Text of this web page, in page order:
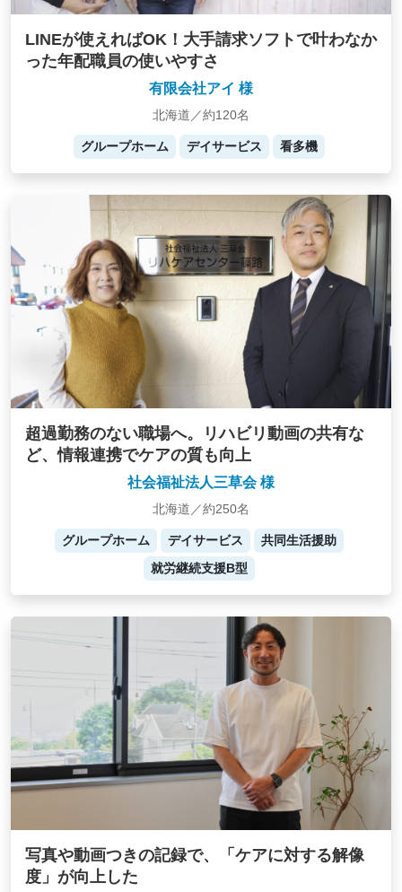
LINEが使えればOK！大手請求ソフトで叶わなか
った年配職員の使いやすさ
有限会社アイ 様
北海道／約120名
グループホーム デイサービス 看多機
超過勤務のない職場へ。リハビリ動画の共有な
ど、情報連携でケアの質も向上
社会福祉法人三草会 様
北海道／約250名
グループホーム デイサービス
共同生活援助
就労継続支援B型
写真や動画つきの記録で、「ケアに対する解像
度」が向上した